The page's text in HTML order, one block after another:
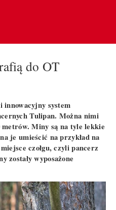
do OT
innowacyjny system
Tulipan. Można nimi
metrów. Miny są na tyle lekkie
je umieścić na przykład na
czołgu, czyli pancerz
zostały wyposażone